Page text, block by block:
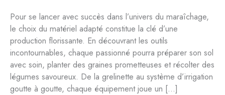
Pour se lancer avec succès dans l’univers du maraîchage,
le choix du matériel adapté constitue la clé d’une
production florissante. En découvrant les outils
incontournables, chaque passionné pourra préparer son sol
avec soin, planter des graines prometteuses et récolter des
légumes savoureux. De la grelinette au système d’irrigation
goutte à goutte, chaque équipement joue un […]